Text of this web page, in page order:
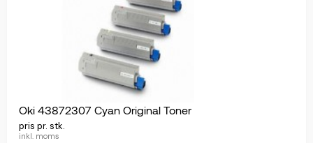
Oki 43872307 Cyan Original Toner
pris pr. stk.
inkl. moms